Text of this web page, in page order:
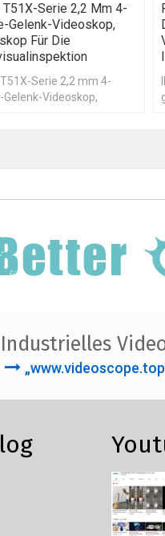
T51X-Serie 2,2 Mm 4-
Gelenk-Videoskop,
Für Die
Serie 2,2 mm 4-
Gelenk-Videoskop,
Industrielles